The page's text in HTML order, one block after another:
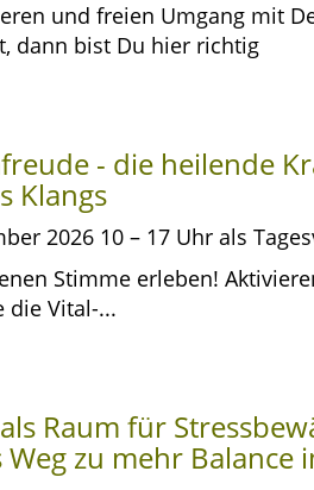
und freien Umgang mit
dann bist Du hier richtig
- die heilende
Klangs
2026 10 – 17 Uhr als
Stimme erleben!
die Vital-...
Raum für
zu mehr Balance